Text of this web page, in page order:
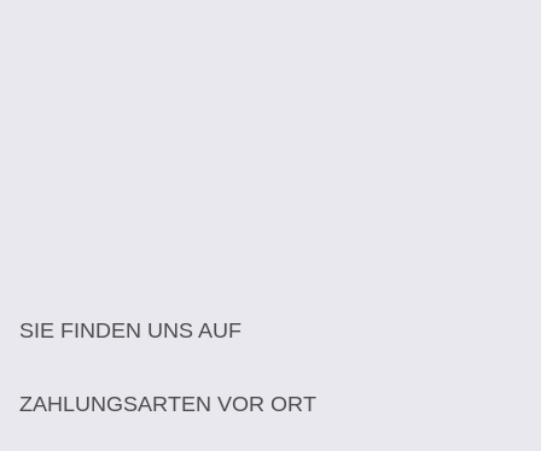
SIE FINDEN UNS AUF
ZAHLUNGSARTEN VOR ORT